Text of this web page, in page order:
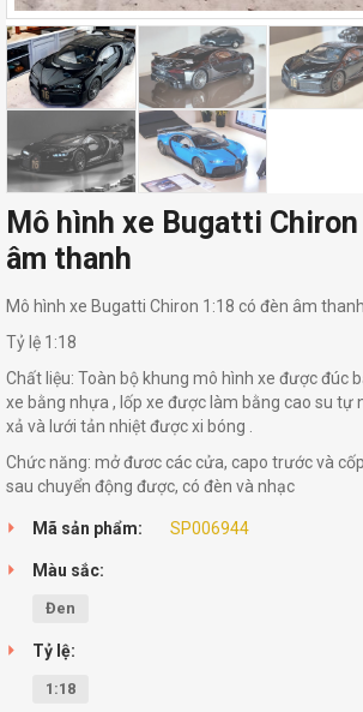
Mô hình xe Bugatti
âm thanh
Mô hình xe Bugatti Chiron 1:18 có đèn âm thanh
Tỷ lệ 1:18
Chất liệu: Toàn bộ khung mô hình xe được đúc
xe bằng nhựa , lốp xe được làm bằng cao su tự
xả và lưới tản nhiệt được xi bóng .
Chức năng: mở đươc các cửa, capo trước và
sau chuyển động được, có đèn và nhạc
Mã sản phẩm: SP006944
Màu sắc:
Đen
Tỷ lệ:
1:18